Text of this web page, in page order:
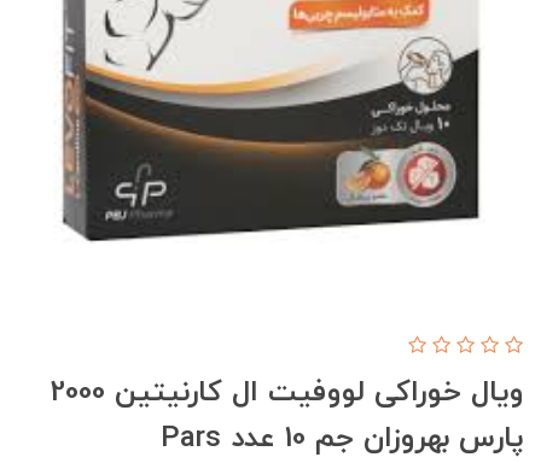
ویال خوراکی لووفیت ال کارنیتین 2000
پارس بهروزان جم 10 عدد Pars